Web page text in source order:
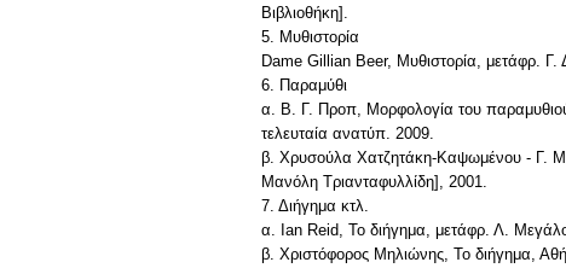
Βιβλιοθήκη].
5. Μυθιστορία
Dame Gillian Beer, Μυθιστορία, μετάφρ.
6. Παραμύθι
α. Β. Γ. Προπ, Μορφολογία του
τελευταία ανατύπ. 2009.
β. Χρυσούλα Χατζητάκη-Καψωμένου - Γ. Μ.
Μανόλη Τριανταφυλλίδη], 2001.
7. Διήγημα κτλ.
α. Ian Reid, Το διήγημα, μετάφρ. Λ.
β. Χριστόφορος Μηλιώνης, Το διήγημα,